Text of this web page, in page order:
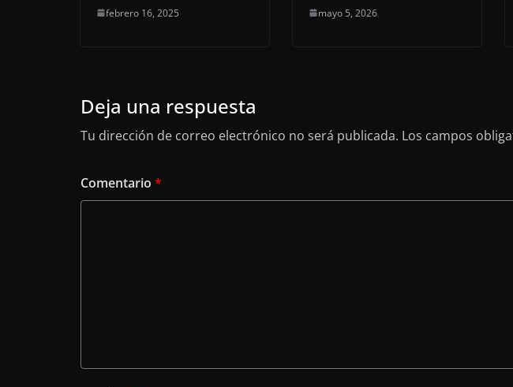
febrero 16, 2025 mayo 5, 2026
Deja una respuesta
Tu dirección de correo electrónico no será publicada. Los campos
Comentario *